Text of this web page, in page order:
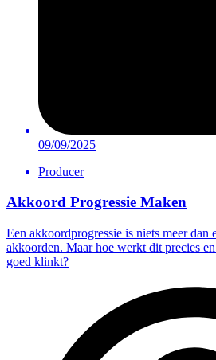
09/09/2025
Producer
Akkoord Progressie Maken
Een akkoordprogressie is niets meer dan
akkoorden. Maar hoe werkt dit precies
goed klinkt?